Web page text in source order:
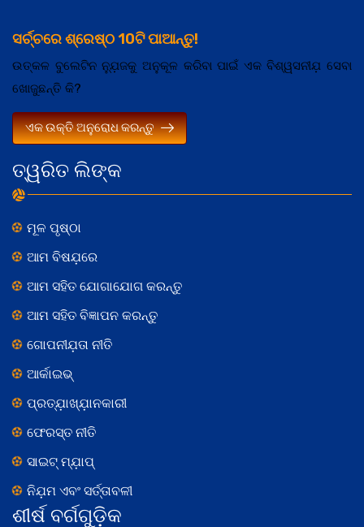
ତ୍ୱରିତ ଲିଙ୍କ
ମୂଳ ପୃଷ୍ଠା
ଆମ ବିଷଯ଼ରେ
ଆମ ସହିତ ଯୋଗାଯୋଗ କରନ୍ତୁ
ଆମ ସହିତ ବିଜ୍ଞାପନ କରନ୍ତୁ
ଗୋପନୀଯ଼ତା ନୀତି
ଆର୍କାଇଭ୍
ପ୍ରତ୍ଯ଼ାଖ୍ଯ଼ାନକାରୀ
ଫେରସ୍ତ ନୀତି
ସାଇଟ୍ ମ୍ଯ଼ାପ୍
ନିଯ଼ମ ଏବଂ ସର୍ତ୍ତାବଳୀ
ଶୀର୍ଷ ବର୍ଗଗୁଡ଼ିକ
ସର୍ଚ୍ଚରେ ଶ୍ରେଷ୍ଠ 10ଟି ପାଆନ୍ତୁ!
ଉତ୍କଳ ବୁଲେଟିନ ନ୍ଯ଼ୁଜକୁ ଅନୁକୂଳ କରିବା ପାଇଁ ଏକ ବିଶ୍ୱସନୀଯ଼ ସେବା
ଖୋଜୁଛନ୍ତି କି?
ଏକ ଉକ୍ତି ଅନୁରୋଧ କରନ୍ତୁ